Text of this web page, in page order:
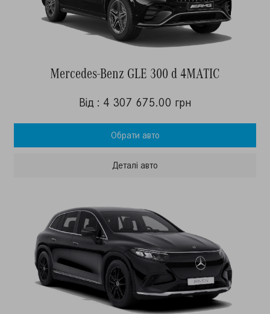
Mercedes-Benz GLE 300 d 4MATIC
Від : 4 307 675.00 грн
Обрати авто
Деталi авто